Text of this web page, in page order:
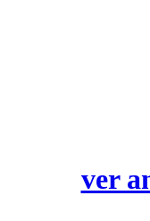
ver